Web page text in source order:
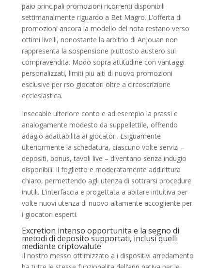
paio principali promozioni ricorrenti disponibili
settimanalmente riguardo a Bet Magro. L’offerta di
promozioni ancora la modello del nota restano verso
ottimi livelli, nonostante la arbitrio di Anjouan non
rappresenta la sospensione piuttosto austero sul
compravendita. Modo sopra attitudine con vantaggi
personalizzati, limiti piu alti di nuovo promozioni
esclusive per rso giocatori oltre a circoscrizione
ecclesiastica.
Insecable ulteriore conto e ad esempio la prassi e
analogamente modesto da suppellettile, offrendo
adagio adattabilita ai giocatori. Esiguamente
ulteriormente la schedatura, ciascuno volte servizi –
depositi, bonus, tavoli live – diventano senza indugio
disponibili. Il foglietto e moderatamente addirittura
chiaro, permettendo agli utenza di sottrarsi procedure
inutili. L’interfaccia e progettata a abitare intuitiva per
volte nuovi utenza di nuovo altamente accogliente per
i giocatori esperti.
Excretion intenso opportunita e la segno di
metodi di deposito supportati, inclusi quelli
mediante criptovalute
Il nostro messo ottimizzato a i dispositivi arredamento